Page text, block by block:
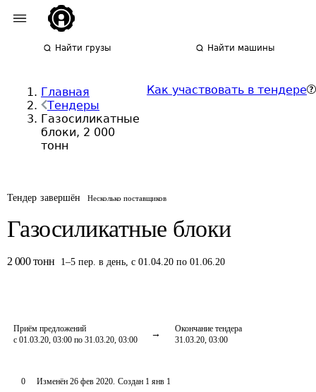
Найти грузы Найти машины
Главная
Тендеры
Газосиликатные
блоки, 2 000
тонн
Как участвовать в тендере
Тендер завершён Несколько поставщиков
Газосиликатные блоки
2 000 тонн 1–5 пер. в день, с 01.04.20 по 01.06.20
Приём предложений
с 01.03.20, 03:00 по 31.03.20, 03:00
Окончание тендера
31.03.20, 03:00
0 Изменён 26 фев 2020. Создан 1 янв 1